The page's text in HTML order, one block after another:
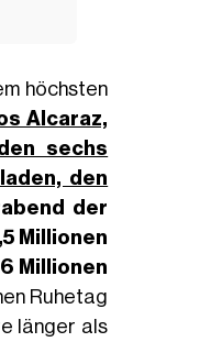
höchsten
Alcaraz,
sechs
den
der
Millionen
Millionen
Ruhetag
länger als